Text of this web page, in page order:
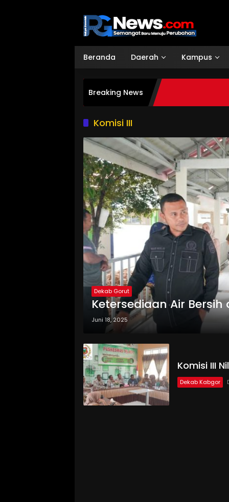
Beranda Daerah Kampus
Breaking News
Komisi III
Dekab Gorut
Ketersediaan Air Bersih
Juni 18, 2025
Komisi III
Dekab Kabgor